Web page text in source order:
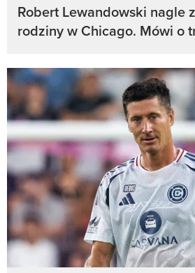
Robert Lewandowski nagle
rodziny w Chicago. Mówi o